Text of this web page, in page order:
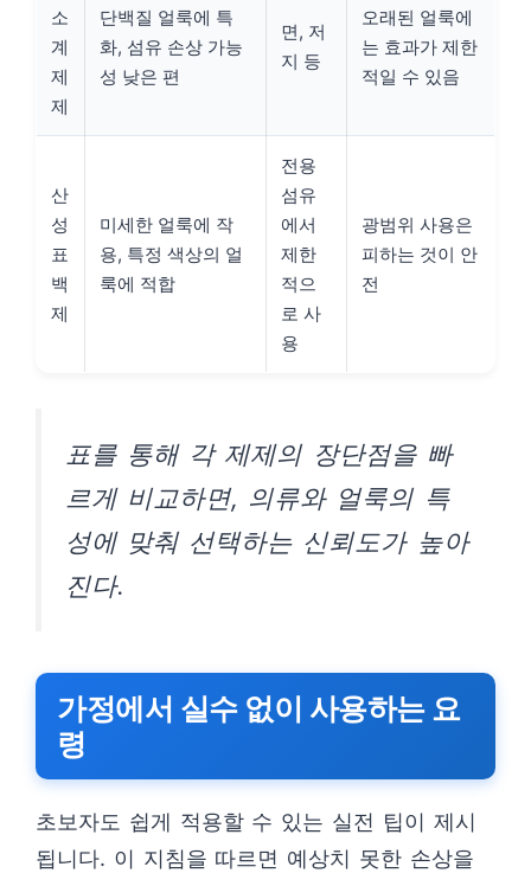
소
계
제
제
단백질 얼룩에 특
화, 섬유 손상 가능
성 낮은 편
면, 저
지 등
오래된 얼룩에
는 효과가 제한
적일 수 있음
산
성
표
백
제
미세한 얼룩에 작
용, 특정 색상의 얼
룩에 적합
전용
섬유
에서
제한
적으
로 사
용
광범위 사용은
피하는 것이 안
전
표를 통해 각 제제의 장단점을 빠
르게 비교하면, 의류와 얼룩의 특
성에 맞춰 선택하는 신뢰도가 높아
진다.
가정에서 실수 없이 사용하는 요
령
초보자도 쉽게 적용할 수 있는 실전 팁이 제시
됩니다. 이 지침을 따르면 예상치 못한 손상을